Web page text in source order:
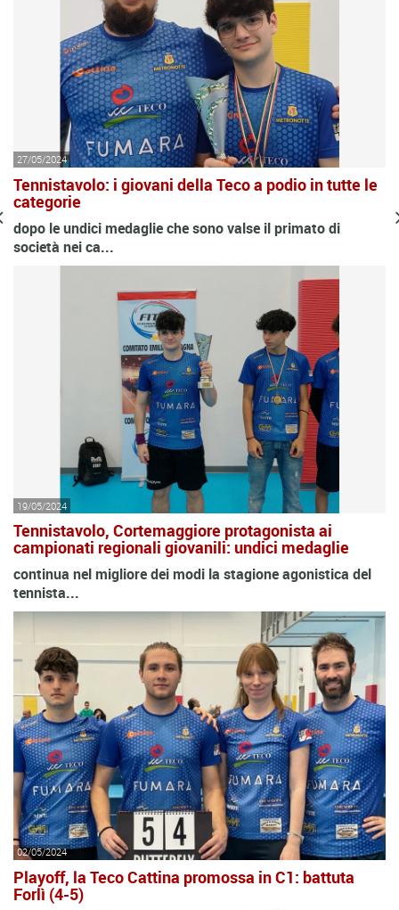
27/05/2024
Tennistavolo: i giovani della Teco a podio in tutte le
categorie
dopo le undici medaglie che sono valse il primato di
società nei ca...
19/05/2024
Tennistavolo, Cortemaggiore protagonista ai
campionati regionali giovanili: undici medaglie
continua nel migliore dei modi la stagione agonistica del
tennista...
02/05/2024
Playoff, la Teco Cattina promossa in C1: battuta
Forlì (4-5)